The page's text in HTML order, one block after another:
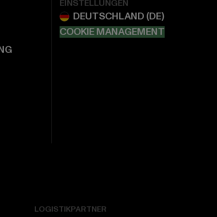
EINSTELLUNGEN
COOKIE MANAGEMENT
LOGISTIKPARTNER